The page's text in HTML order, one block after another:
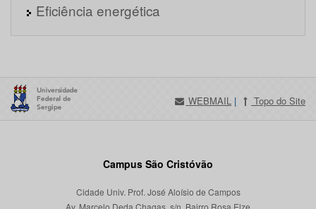
Eficiência energética
WEBMAIL | Topo do Site
Campus São Cristóvão
Cidade Univ. Prof. José Aloísio de Campos